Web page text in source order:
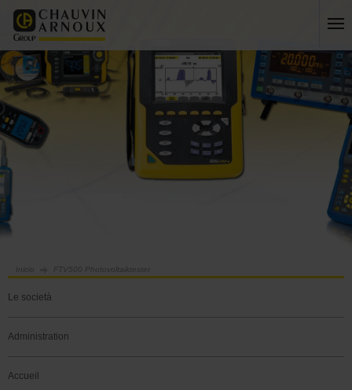
Inicio FTV500 Photovoltaiktester
Le società
Administration
Accueil